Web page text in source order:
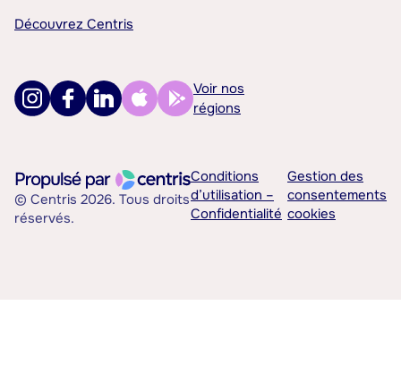
Découvrez Centris
Voir nos
régions
© Centris 2026. Tous droits
réservés.
Conditions
d’utilisation –
Confidentialité
Gestion des
consentements
cookies